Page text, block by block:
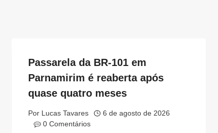
Passarela da BR-101 em
Parnamirim é reaberta após
quase quatro meses
Por Lucas Tavares
6 de agosto de 2026
0 Comentários